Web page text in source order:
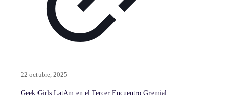
22 octubre, 2025
Geek Girls LatAm en el Tercer Encuentro Gremial